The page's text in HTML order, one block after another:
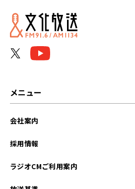
2026年05月
メニュー
会社案内
採用情報
ラジオCMご利用案内